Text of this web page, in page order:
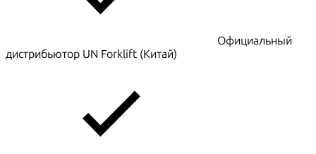
Официальный
дистрибьютор UN Forklift (Китай)